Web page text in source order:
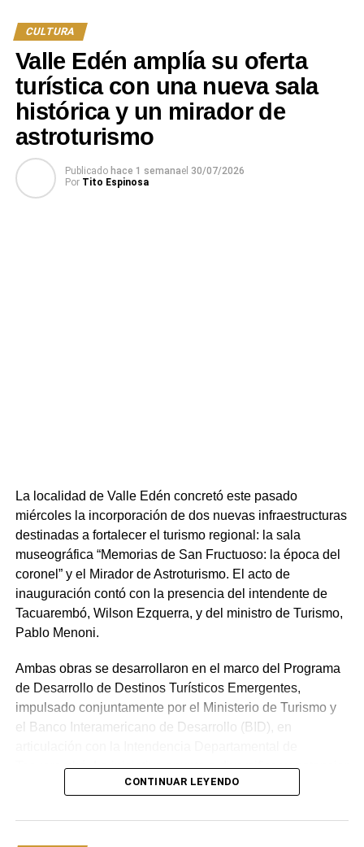
CULTURA
Valle Edén amplía su oferta
turística con una nueva sala
histórica y un mirador de
astroturismo
Publicado hace 1 semanael 30/07/2026
Por Tito Espinosa
La localidad de Valle Edén concretó este pasado
miércoles la incorporación de dos nuevas infraestructuras
destinadas a fortalecer el turismo regional: la sala
museográfica “Memorias de San Fructuoso: la época del
coronel” y el Mirador de Astroturismo. El acto de
inauguración contó con la presencia del intendente de
Tacuarembó, Wilson Ezquerra, y del ministro de Turismo,
Pablo Menoni.
Ambas obras se desarrollaron en el marco del Programa
de Desarrollo de Destinos Turísticos Emergentes,
impulsado conjuntamente por el Ministerio de Turismo y
el Banco Interamericano de Desarrollo (BID), en
Tacuarembó. La iniciativa apunta a diversificar y potenciar
el atractivo de las Quebradas del Norte.
Continuidad institucional y políticas de
CONTINUAR LEYENDO